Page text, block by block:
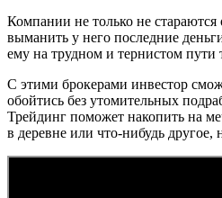
Компании не только не стараются
выманить у него последние
ему на трудном и тернистом пути
С этими брокерами инвестор
обойтись без утомительных
Трейдинг поможет накопить на
в деревне или что-нибудь другое,